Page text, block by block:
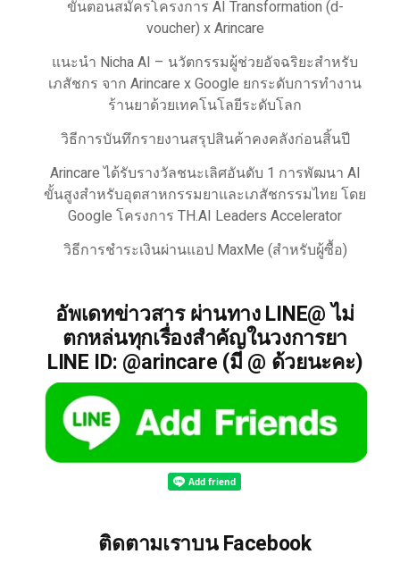
ขั้นตอนสมัครโครงการ AI Transformation (d-
voucher) x Arincare
แนะนำ Nicha AI – นวัตกรรมผู้ช่วยอัจฉริยะสำหรับ
เภสัชกร จาก Arincare x Google ยกระดับการทำงาน
ร้านยาด้วยเทคโนโลยีระดับโลก
วิธีการบันทึกรายงานสรุปสินค้าคงคลังก่อนสิ้นปี
Arincare ได้รับรางวัลชนะเลิศอันดับ 1 การพัฒนา AI
ขั้นสูงสำหรับอุตสาหกรรมยาและเภสัชกรรมไทย โดย
Google โครงการ TH.AI Leaders Accelerator
วิธีการชำระเงินผ่านแอป MaxMe (สำหรับผู้ซื้อ)
อัพเดทข่าวสาร ผ่านทาง LINE@ ไม่
ตกหล่นทุกเรื่องสำคัญในวงการยา
LINE ID: @arincare (มี @ ด้วยนะคะ)
ติดตามเราบน Facebook